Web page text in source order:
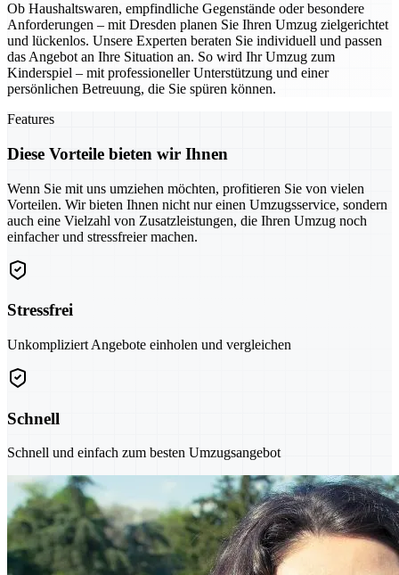
Ob Haushaltswaren, empfindliche Gegenstände oder besondere
Anforderungen – mit Dresden planen Sie Ihren Umzug zielgerichtet
und lückenlos. Unsere Experten beraten Sie individuell und passen
das Angebot an Ihre Situation an. So wird Ihr Umzug zum
Kinderspiel – mit professioneller Unterstützung und einer
persönlichen Betreuung, die Sie spüren können.
Features
Diese Vorteile bieten wir Ihnen
Wenn Sie mit uns umziehen möchten, profitieren Sie von vielen
Vorteilen. Wir bieten Ihnen nicht nur einen Umzugsservice, sondern
auch eine Vielzahl von Zusatzleistungen, die Ihren Umzug noch
einfacher und stressfreier machen.
Stressfrei
Unkompliziert Angebote einholen und vergleichen
Schnell
Schnell und einfach zum besten Umzugsangebot